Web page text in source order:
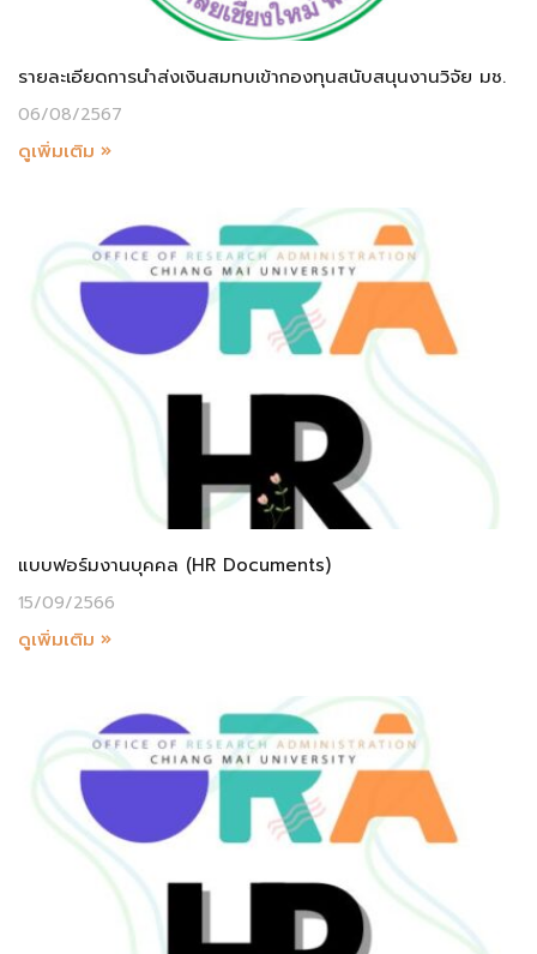
รายละเอียดการนำส่งเงินสมทบเข้ากองทุนสนับสนุนงานวิจัย มช.
06/08/2567
ดูเพิ่มเติม »
แบบฟอร์มงานบุคคล (HR Documents)
15/09/2566
ดูเพิ่มเติม »